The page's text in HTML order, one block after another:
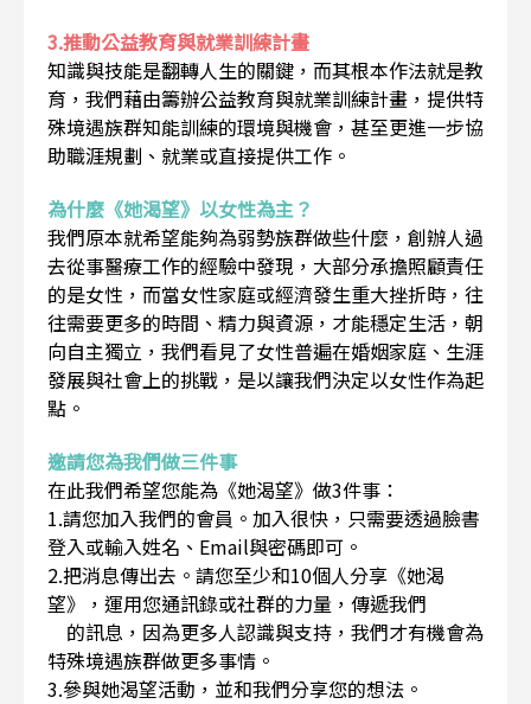
3.推動公益教育與就業訓練計畫
知識與技能是翻轉人生的關鍵，而其根本作法就是教
育，我們藉由籌辦公益教育與就業訓練計畫，提供特
殊境遇族群知能訓練的環境與機會，甚至更進一步協
助職涯規劃、就業或直接提供工作。
為什麼《她渴望》以女性為主？
我們原本就希望能夠為弱勢族群做些什麼，創辦人過
去從事醫療工作的經驗中發現，大部分承擔照顧責任
的是女性，而當女性家庭或經濟發生重大挫折時，往
往需要更多的時間、精力與資源，才能穩定生活，朝
向自主獨立，我們看見了女性普遍在婚姻家庭、生涯
發展與社會上的挑戰，是以讓我們決定以女性作為起
點。
邀請您為我們做三件事
在此我們希望您能為《她渴望》做3件事：
1.請您加入我們的會員。加入很快，只需要透過臉書
登入或輸入姓名、Email與密碼即可。
2.把消息傳出去。請您至少和10個人分享《她渴
望》，運用您通訊錄或社群的力量，傳遞我們
的訊息，因為更多人認識與支持，我們才有機會為
特殊境遇族群做更多事情。
3.參與她渴望活動，並和我們分享您的想法。